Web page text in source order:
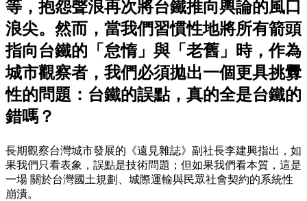
等，抱怨聲浪再次將台鐵推向輿論的風口
浪尖。然而，當我們習慣性地將所有箭頭
指向台鐵的「怠惰」與「老舊」時，作為
城市觀察者，我們必須拋出一個更具挑釁
性的問題：台鐵的誤點，真的全是台鐵的
錯嗎？
長期觀察台灣城市發展的《遠見雜誌》副社長李建興指出，如
果我們只看表象，誤點是技術問題；但如果我們看本質，這是
一場 關於台灣國土規劃、城際運輸與民眾社會契約的系統性
崩潰。